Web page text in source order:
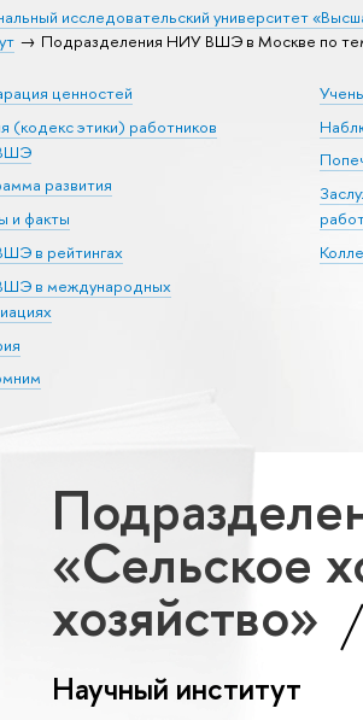
исследовательский университет
Подразделения НИУ ВШЭ в Москве по
ценностей
(кодекс этики) работников
развития
и факты
в рейтингах
в международных
«Сельское
хозяйство»
Научный институт